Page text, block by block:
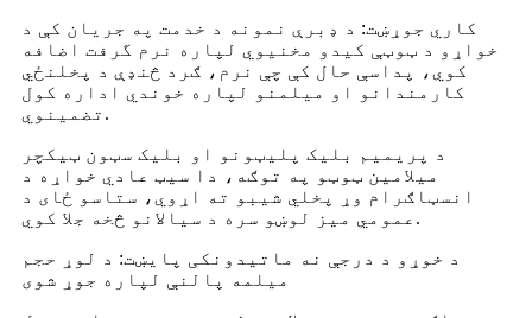
کاري جوړښت: د ډبرې نمونه د خدمت په جریان کې د
خواړو د ټوټې کیدو مخنیوي لپاره نرم گرفت اضافه
کوي، پداسې حال کې چې نرم، ګرد څنډې د پخلنځي
کارمندانو او میلمنو لپاره خوندي اداره کول
تضمینوي.
د پریمیم بلیک پلیټونو او بلیک سټون ټیکچر
میلامین ټوټو په توګه، دا سیټ عادي خواړه د
انسټاګرام وړ پخلي شیبو ته اړوي، ستاسو ځای د
عمومي میز لوښو سره د سیالانو څخه جلا کوي.
د خوړو د درجې نه ماتیدونکی پایښت: د لوړ حجم
میلمه پالنې لپاره جوړ شوی